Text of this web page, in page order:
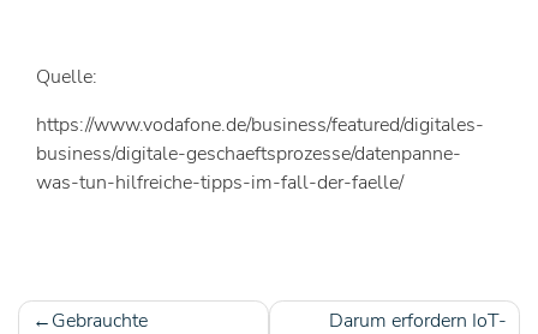
Quelle:
https://www.vodafone.de/business/featured/digitales-
business/digitale-geschaeftsprozesse/datenpanne-
was-tun-hilfreiche-tipps-im-fall-der-faelle/
Gebrauchte
Darum erfordern IoT-